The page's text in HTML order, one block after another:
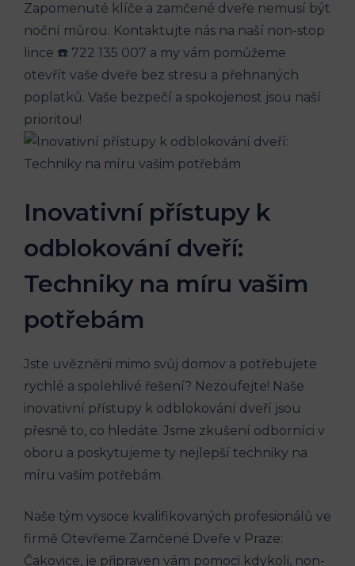
Zapomenuté klíče a​ zamčené dveře nemusí být
noční můrou. Kontaktujte nás na ⁢naší⁣ non-stop
lince ☎️ 722 135 007 a my vám pomůžeme
otevřít ⁢vaše dveře bez stresu a přehnaných
poplatků. Vaše ​bezpečí⁣ a spokojenost jsou naší
prioritou!
Inovativní přístupy k
⁤odblokování dveří:⁢
Techniky na míru vašim
potřebám
Jste uvězněni mimo svůj domov a⁤ potřebujete
rychlé a spolehlivé řešení? Nezoufejte! Naše
inovativní přístupy‍ k odblokování dveří jsou
přesně to, co hledáte.⁢ Jsme ​zkušení odborníci v
oboru a poskytujeme ty nejlepší techniky na‍
míru vašim ‍potřebám.
Naše tým⁤ vysoce kvalifikovaných profesionálů ve
firmě Otevřeme Zamčené Dveře v‍ Praze:
Čakovice,‍ je připraven vám pomoci ⁣kdykoli, non-